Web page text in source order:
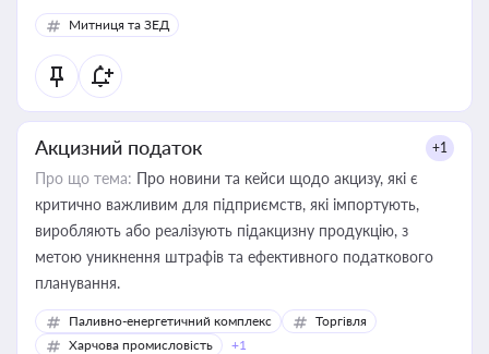
Митниця та ЗЕД
Акцизний податок +1
Про що тема: Про новини та кейси щодо акцизу, які є
критично важливим для підприємств, які імпортують,
виробляють або реалізують підакцизну продукцію, з
метою уникнення штрафів та ефективного податкового
планування.
Паливно-енергетичний комплекс
Торгівля
Харчова промисловість
+1